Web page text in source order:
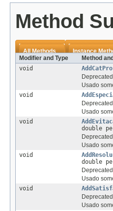
Method
All Methods Instance
Modifier and Type
Method
void
Usado
void
Usado
void
double
Usado
void
double
Usado
void
Usado